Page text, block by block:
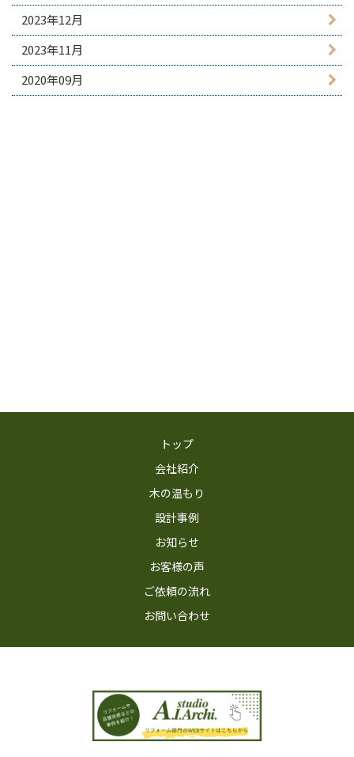
2023年12月
2023年11月
2020年09月
トップ
会社紹介
木の温もり
設計事例
お知らせ
お客様の声
ご依頼の流れ
お問い合わせ